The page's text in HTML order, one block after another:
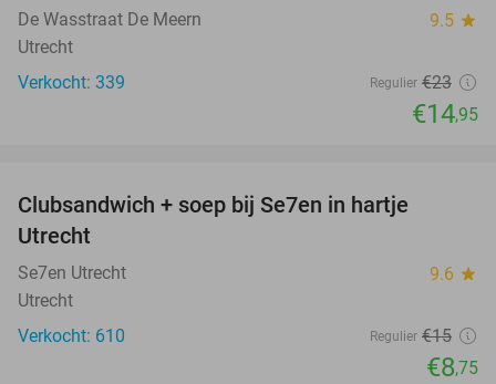
De Wasstraat De Meern 9.5 star
Utrecht
Verkocht: 339
Regulier €23
€14,95
Clubsandwich + soep bij Se7en in hartje
Utrecht
Se7en Utrecht 9.6 star
Utrecht
Verkocht: 610
Regulier €15
€8,75